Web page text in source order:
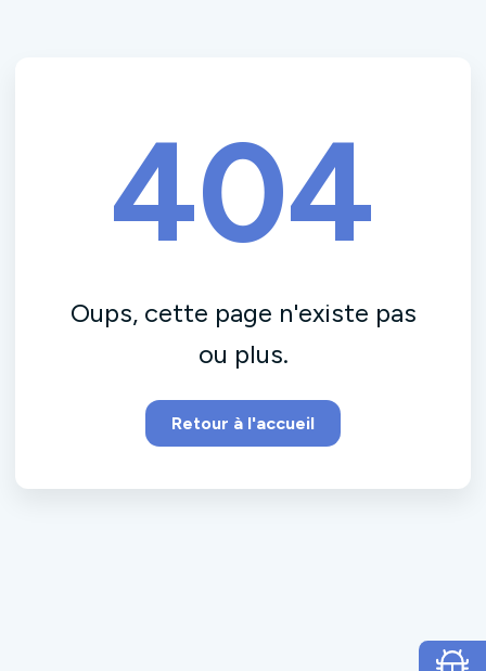
404
Oups, cette page n'existe pas
ou plus.
Retour à l'accueil